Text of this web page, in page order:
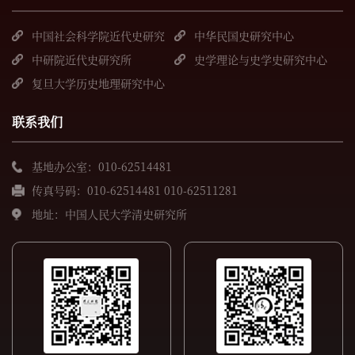
中国社会科学院近代史研究
所
中华民国史研究中心
中研院近代史研究所
史学理论与史学史研究中心
复旦大学历史地理研究中心
联系我们
基地办公室：010-62514481
传真号码：010-62514481 010-62511281
地址：中国人民大学清史研究所